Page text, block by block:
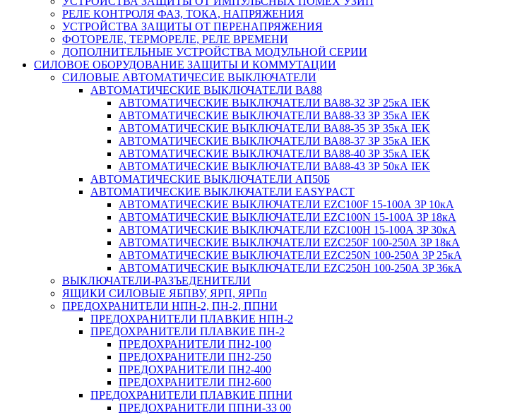
РЕЛЕ КОНТРОЛЯ ФАЗ, ТОКА, НАПРЯЖЕНИЯ
УСТРОЙСТВА ЗАЩИТЫ ОТ ПЕРЕНАПРЯЖЕНИЯ
ФОТОРЕЛЕ, ТЕРМОРЕЛЕ, РЕЛЕ ВРЕМЕНИ
ДОПОЛНИТЕЛЬНЫЕ УСТРОЙСТВА МОДУЛЬНОЙ СЕРИИ
СИЛОВОЕ ОБОРУДОВАНИЕ ЗАЩИТЫ И КОММУТАЦИИ
СИЛОВЫЕ АВТОМАТИЧЕСИЕ ВЫКЛЮЧАТЕЛИ
АВТОМАТИЧЕСКИЕ ВЫКЛЮЧАТЕЛИ ВА88
АВТОМАТИЧЕСКИЕ ВЫКЛЮЧАТЕЛИ ВА88-32 3Р 25кА IEK
АВТОМАТИЧЕСКИЕ ВЫКЛЮЧАТЕЛИ ВА88-33 3Р 35кА IEK
АВТОМАТИЧЕСКИЕ ВЫКЛЮЧАТЕЛИ ВА88-35 3Р 35кА IEK
АВТОМАТИЧЕСКИЕ ВЫКЛЮЧАТЕЛИ ВА88-37 3Р 35кА IEK
АВТОМАТИЧЕСКИЕ ВЫКЛЮЧАТЕЛИ ВА88-40 3Р 35кА IEK
АВТОМАТИЧЕСКИЕ ВЫКЛЮЧАТЕЛИ ВА88-43 3Р 50кА IEK
АВТОМАТИЧЕСКИЕ ВЫКЛЮЧАТЕЛИ АП50Б
АВТОМАТИЧЕСКИЕ ВЫКЛЮЧАТЕЛИ EASYPACT
АВТОМАТИЧЕСКИЕ ВЫКЛЮЧАТЕЛИ EZC100F 15-100А 3P 10кА
АВТОМАТИЧЕСКИЕ ВЫКЛЮЧАТЕЛИ EZC100N 15-100А 3P 18кА
АВТОМАТИЧЕСКИЕ ВЫКЛЮЧАТЕЛИ EZC100H 15-100А 3P 30кА
АВТОМАТИЧЕСКИЕ ВЫКЛЮЧАТЕЛИ EZC250F 100-250А 3P 18кА
АВТОМАТИЧЕСКИЕ ВЫКЛЮЧАТЕЛИ EZC250N 100-250А 3P 25кА
АВТОМАТИЧЕСКИЕ ВЫКЛЮЧАТЕЛИ EZC250H 100-250А 3P 36кА
ВЫКЛЮЧАТЕЛИ-РАЗЪЕДЕНИТЕЛИ
ЯЩИКИ СИЛОВЫЕ ЯБПВУ, ЯРП, ЯРПп
ПРЕДОХРАНИТЕЛИ НПН-2, ПН-2, ППНИ
ПРЕДОХРАНИТЕЛИ ПЛАВКИЕ НПН-2
ПРЕДОХРАНИТЕЛИ ПЛАВКИЕ ПН-2
ПРЕДОХРАНИТЕЛИ ПН2-100
ПРЕДОХРАНИТЕЛИ ПН2-250
ПРЕДОХРАНИТЕЛИ ПН2-400
ПРЕДОХРАНИТЕЛИ ПН2-600
ПРЕДОХРАНИТЕЛИ ПЛАВКИЕ ППНИ
ПРЕДОХРАНИТЕЛИ ППНИ-33 00